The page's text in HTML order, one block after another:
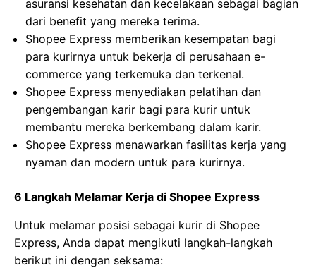
asuransi kesehatan dan kecelakaan sebagai bagian
dari benefit yang mereka terima.
Shopee Express memberikan kesempatan bagi
para kurirnya untuk bekerja di perusahaan e-
commerce yang terkemuka dan terkenal.
Shopee Express menyediakan pelatihan dan
pengembangan karir bagi para kurir untuk
membantu mereka berkembang dalam karir.
Shopee Express menawarkan fasilitas kerja yang
nyaman dan modern untuk para kurirnya.
6 Langkah Melamar Kerja di Shopee Express
Untuk melamar posisi sebagai kurir di Shopee
Express, Anda dapat mengikuti langkah-langkah
berikut ini dengan seksama: